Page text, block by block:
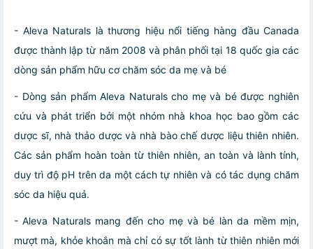
- Aleva Naturals là thương hiệu nổi tiếng hàng đầu Canada
được thành lập từ năm 2008 và phân phối tại 18 quốc gia các
dòng sản phẩm hữu cơ chăm sóc da mẹ và bé
- Dòng sản phẩm Aleva Naturals cho mẹ và bé được nghiên
cứu và phát triển bởi một nhóm nhà khoa học bao gồm các
dược sĩ, nhà thảo dược và nhà bào chế dược liệu thiên nhiên.
Các sản phẩm hoàn toàn từ thiên nhiên, an toàn và lành tính,
duy trì độ pH trên da một cách tự nhiên và có tác dụng chăm
sóc da hiệu quả.
- Aleva Naturals mang đến cho mẹ và bé làn da mềm mịn,
mượt mà, khỏe khoắn mà chỉ có sự tốt lành từ thiên nhiên mới